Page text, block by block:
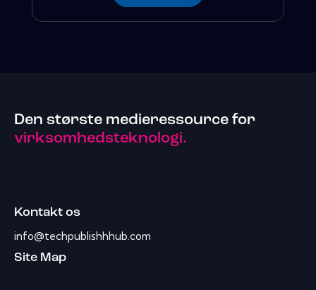
Den største medieressource for
virksomhedsteknologi.
Kontakt os
info@techpublishhhub.com
Site Map